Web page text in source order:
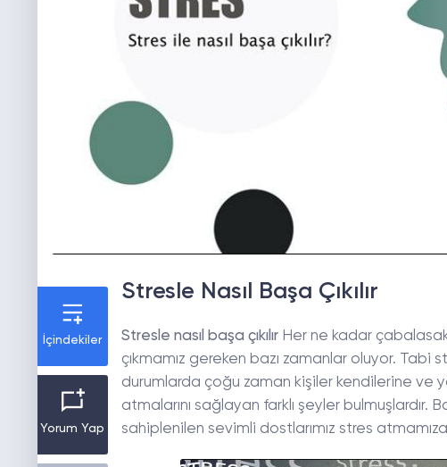
İçindekiler
Yorum Yap
Stresle Nasıl Başa Çıkılır
Stresle nasıl başa çıkılırHer ne kadar çabalasak
çıkmamız gereken bazı zamanlar oluyor.
durumlarda çoğu zaman kişiler kendilerine ve
atmalarını sağlayan farklı şeyler bulmuşlardır.
sahiplenilen sevimli dostlarımız stres